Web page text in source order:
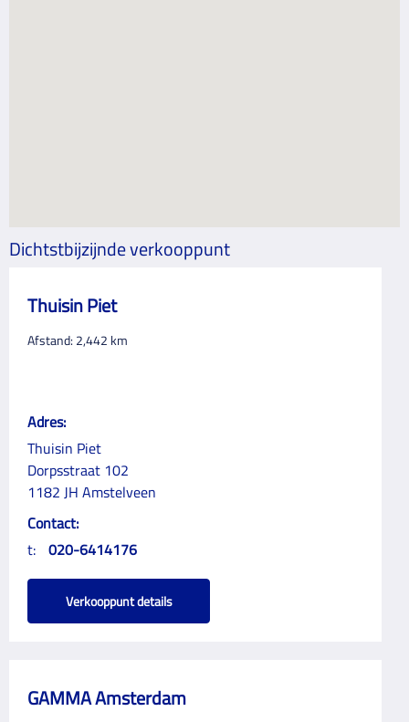
Dichtstbijzijnde verkooppunt
Thuisin Piet
Afstand: 2,442 km
Adres:
Thuisin Piet
Dorpsstraat 102
1182 JH Amstelveen
Contact:
t: 020-6414176
Verkooppunt details
GAMMA Amsterdam